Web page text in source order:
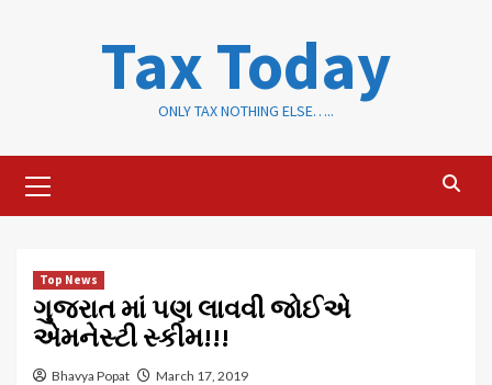
Tax Today
ONLY TAX NOTHING ELSE…..
Menu
Top News
ગુજરાત માં પણ લાવવી જોઈએ
એમનેસ્ટી સ્કીમ!!!
Bhavya Popat March 17, 2019